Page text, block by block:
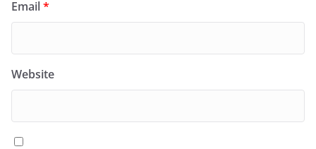
Email*
Website